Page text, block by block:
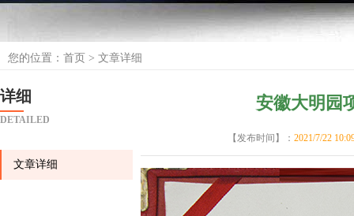
您的位置： 首页 > 文章详细
详细
DETAILED
文章详细
安徽大明园
【发布时间】： 2021/7/22